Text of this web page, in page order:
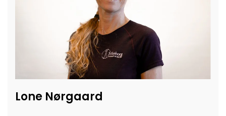
Lone Nørgaard